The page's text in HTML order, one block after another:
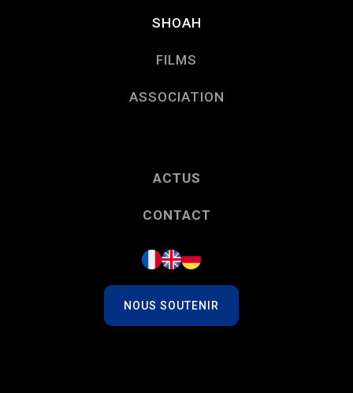
SHOAH
FILMS
ASSOCIATION
ACTUS
CONTACT
NOUS SOUTENIR